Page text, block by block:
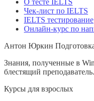
О тесте IELTS
Чек-лист по IELTS
IELTS тестирование
Онлайн-курс по
Антон Юркин
Знания, полученные в
блестящий
Курсы для взрослых